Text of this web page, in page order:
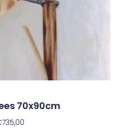
70x90cm
735,00